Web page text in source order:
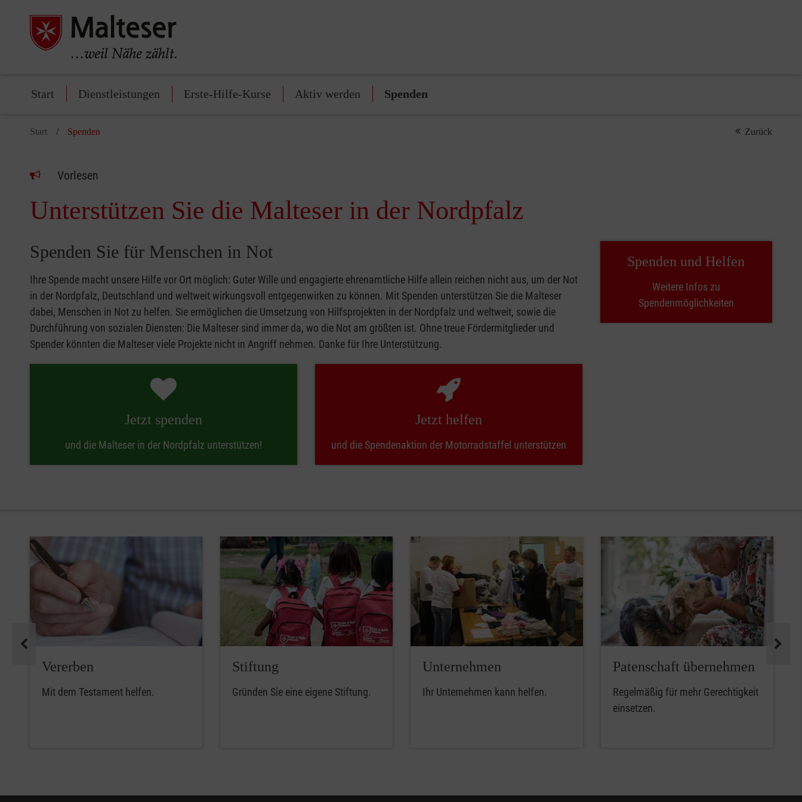
Start Dienstleistungen Erste-Hilfe-Kurse Aktiv werden Spenden
Start Spenden Zurück
Vorlesen
Unterstützen Sie die Malteser in der Nordpfalz
Spenden Sie für Menschen in Not
Ihre Spende macht unsere Hilfe vor Ort möglich: Guter Wille und engagierte ehrenamtliche Hilfe allein reichen nicht aus, um der Not
in der Nordpfalz, Deutschland und weltweit wirkungsvoll entgegenwirken zu können. Mit Spenden unterstützen Sie die Malteser
dabei, Menschen in Not zu helfen. Sie ermöglichen die Umsetzung von Hilfsprojekten in der Nordpfalz und weltweit, sowie die
Durchführung von sozialen Diensten: Die Malteser sind immer da, wo die Not am größten ist. Ohne treue Fördermitglieder und
Spender könnten die Malteser viele Projekte nicht in Angriff nehmen. Danke für Ihre Unterstützung.
Jetzt spenden
und die Malteser in der Nordpfalz unterstützen!
Jetzt helfen
und die Spendenaktion der Motorradstaffel unterstützen
Spenden und Helfen
Weitere Infos zu
Spendenmöglichkeiten
Pause
Vererben
Mit dem Testament helfen.
Stiftung
Gründen Sie eine eigene Stiftung.
Unternehmen
Ihr Unternehmen kann helfen.
Patenschaft übernehmen
Regelmäßig für mehr Gerechtigkeit
einsetzen.